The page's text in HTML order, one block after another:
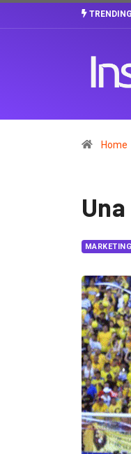
TRENDING
Home